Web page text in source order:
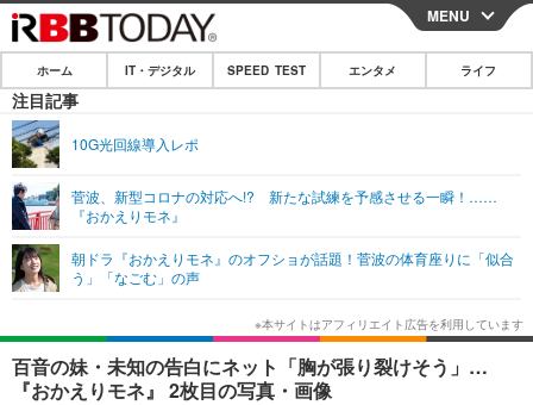
CLOSE
ホーム
IT・デジタル
ネタ
ショッピング その他
SPEED TEST
エンタメ
エンタメTOP
韓国・芸能
音楽 スポーツ
ライフ
ライフTOP グルメ
ペット ショッピング
リリース一覧
プッシュ通知の停止方法
MENU
ホーム IT・デジタル SPEED TEST エンタメ ライフ
注目記事
10G光回線導入レポ
菅波、新型コロナの対応へ!? 新たな試練を予感させる一瞬！……
『おかえりモネ』
朝ドラ『おかえりモネ』のオフショが話題！菅波の体育座りに「似合
う」「なごむ」の声
百音の妹・未知の告白にネット「胸が張り裂けそう」…
『おかえりモネ』 2枚目の写真・画像